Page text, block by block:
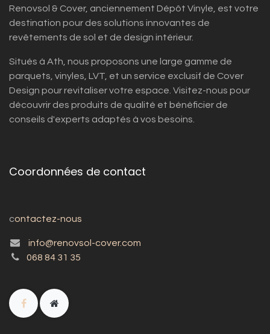
Renovsol & Cover, anciennement Dépôt Vinyle, est votre
destination pour des solutions innovantes de
revêtements de sol et de design intérieur.
Situés à Ath, nous proposons une large gamme de
parquets, vinyles, LVT, et un service exclusif de Cover
Design pour revitaliser votre espace. Visitez-nous pour
découvrir des produits de qualité et bénéficier de
conseils d'experts adaptés à vos besoins.
Coordonnées de contact
contactez-nous
info@renovsol-cover.com
068 84 31 35